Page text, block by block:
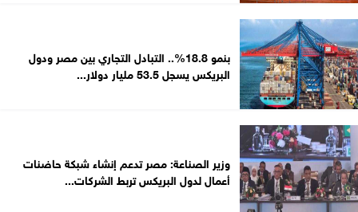
بنمو 18.8%.. التبادل التجاري بين مصر ودول
البريكس يسجل 53.5 مليار دولار...
وزير الصناعة: مصر تدعم إنشاء شبكة حاضنات
أعمال لدول البريكس تربط الشركات...